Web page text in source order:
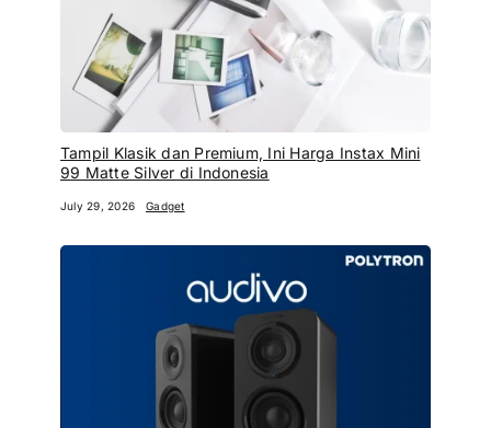
Tampil Klasik dan Premium, Ini Harga Instax Mini
99 Matte Silver di Indonesia
July 29, 2026 Gadget